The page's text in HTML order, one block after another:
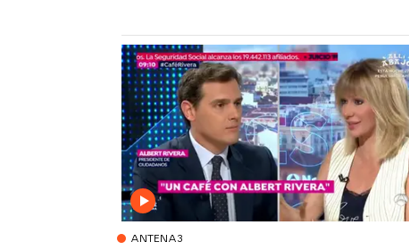
ANTENA3